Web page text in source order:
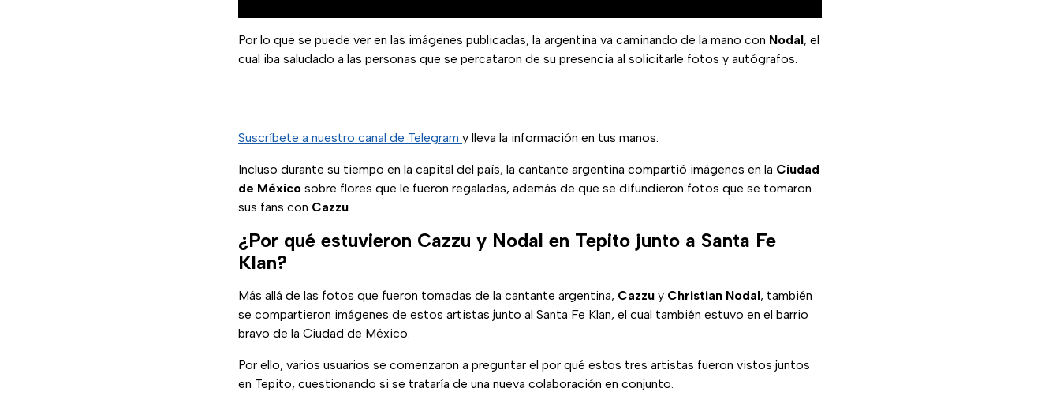
Por lo que se puede ver en las imágenes publicadas, la argentina va caminando de la mano con Nodal, el
cual iba saludado a las personas que se percataron de su presencia al solicitarle fotos y autógrafos.
Suscríbete a nuestro canal de Telegram y lleva la información en tus manos.
Incluso durante su tiempo en la capital del país, la cantante argentina compartió imágenes en la Ciudad
de México sobre flores que le fueron regaladas, además de que se difundieron fotos que se tomaron
sus fans con Cazzu.
¿Por qué estuvieron Cazzu y Nodal en Tepito junto a Santa Fe
Klan?
Más allá de las fotos que fueron tomadas de la cantante argentina, Cazzu y Christian Nodal, también
se compartieron imágenes de estos artistas junto al Santa Fe Klan, el cual también estuvo en el barrio
bravo de la Ciudad de México.
Por ello, varios usuarios se comenzaron a preguntar el por qué estos tres artistas fueron vistos juntos
en Tepito, cuestionando si se trataría de una nueva colaboración en conjunto.